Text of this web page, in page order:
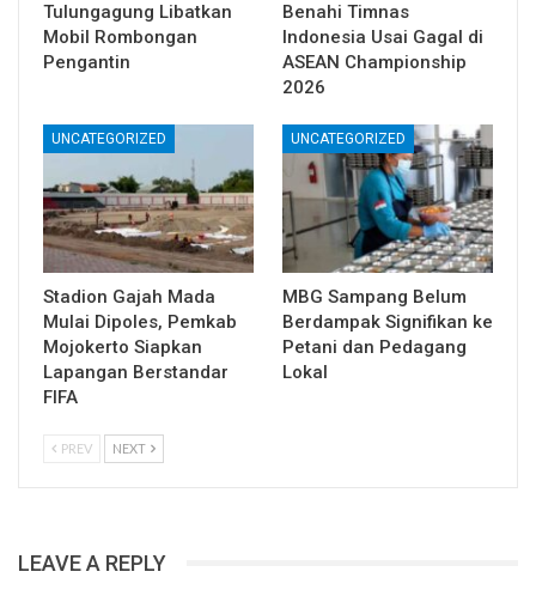
Tulungagung Libatkan
Mobil Rombongan
Pengantin
Benahi Timnas
Indonesia Usai Gagal di
ASEAN Championship
2026
UNCATEGORIZED
Stadion Gajah Mada
Mulai Dipoles, Pemkab
Mojokerto Siapkan
Lapangan Berstandar
FIFA
UNCATEGORIZED
MBG Sampang Belum
Berdampak Signifikan ke
Petani dan Pedagang
Lokal
PREV NEXT
LEAVE A REPLY